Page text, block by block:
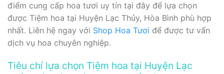
điểm cung cấp hoa tươi uy tín tại đây để lựa chọn
được Tiệm hoa tại Huyện Lạc Thủy, Hòa Bình phù hợp
nhất. Liên hệ ngay với Shop Hoa Tươi để được tư vấn
dịch vụ hoa chuyên nghiệp.
Tiêu chí lựa chọn Tiệm hoa tại Huyện Lạc